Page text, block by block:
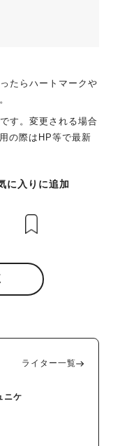
たらハートマークや
す。変更される場合
の際はHP等で最新
に入りに追加
ライター一覧
ニケ